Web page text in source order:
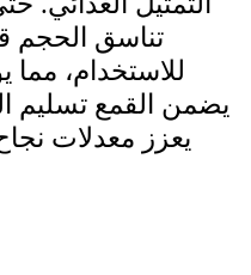
تناسق الحجم
للاستخدام،
يضمن القمع تسليم
يعزز معدلات